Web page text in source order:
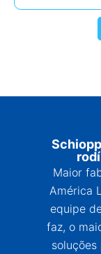
Maior
América
equipe
faz, o